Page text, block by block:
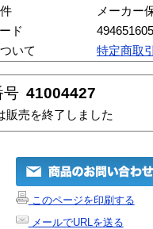
メーカー
ド
いて
特定商取
号 41004427
販売を終了しました
このページを印刷する
メールでURLを送る